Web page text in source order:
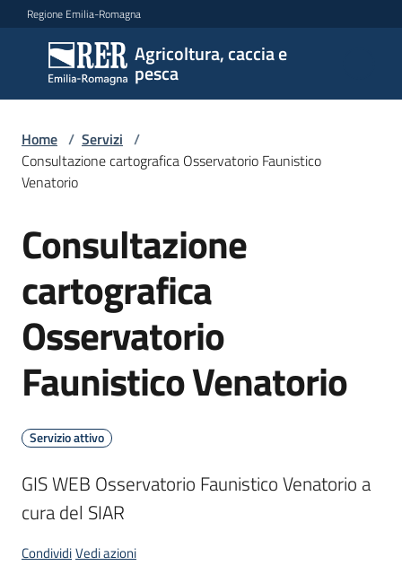
Vai al contenuto
Vai alla navigazione
Vai al footer
Regione Emilia-Romagna
Agricoltura, caccia e
pesca
Agricoltura,
caccia e
pesca
Argomenti
Novità
Servizi
Menu selezionato
Leggi
atti
programmi
progetti
Home / Servizi /
Consultazione cartografica Osservatorio Faunistico
Venatorio
Salta al contenuto
Consultazione
cartografica
Osservatorio
Faunistico Venatorio
Servizio attivo
GIS WEB Osservatorio Faunistico Venatorio a
cura del SIAR
CondividiVedi azioni